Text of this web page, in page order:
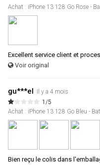
Achat : iPhone 13 128 Go Rose -
Excellent service client et
Voir original
gu***el
Il y a 4 mois
1/5
Achat : iPhone 13 128 Go Bleu -
Bien reçu le colis dans